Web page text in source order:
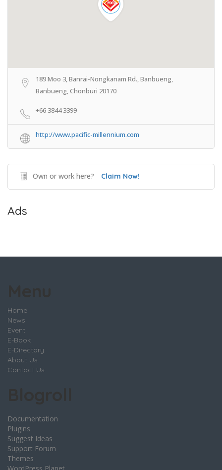
189 Moo 3, Banrai-Nongkanam Rd., Banbueng,
Banbueng, Chonburi 20170
+66 3844 3399
http://www.pacific-millennium.com
Own or work here? Claim Now!
Ads
Home
News
Event
E-Book
E-Directory
About Us
Contact Us
Documentation
Plugins
Suggest Ideas
Support Forum
Themes
WordPress Planet